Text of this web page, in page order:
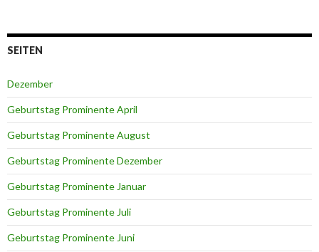
SEITEN
Dezember
Geburtstag Prominente April
Geburtstag Prominente August
Geburtstag Prominente Dezember
Geburtstag Prominente Januar
Geburtstag Prominente Juli
Geburtstag Prominente Juni